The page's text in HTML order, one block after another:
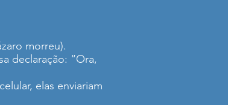
morreu).
declaração: “Ora,
elas enviariam